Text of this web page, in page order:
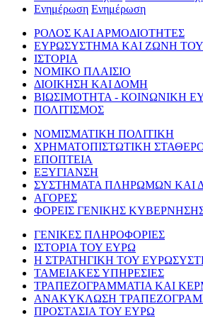
Ενημέρωση Ενημέρωση
ΡΟΛΟΣ ΚΑΙ ΑΡΜΟΔΙΟΤΗΤΕΣ
ΕΥΡΩΣΥΣΤΗΜΑ ΚΑΙ ΖΩΝΗ
ΙΣΤΟΡΙΑ
ΝΟΜΙΚΟ ΠΛΑΙΣΙΟ
ΔΙΟΙΚΗΣΗ ΚΑΙ ΔΟΜΗ
ΒΙΩΣΙΜΟΤΗΤΑ - ΚΟΙΝΩΝΙΚΗ
ΠΟΛΙΤΙΣΜΟΣ
ΝΟΜΙΣΜΑΤΙΚΗ ΠΟΛΙΤΙΚΗ
ΧΡΗΜΑΤΟΠΙΣΤΩΤΙΚΗ
ΕΠΟΠΤΕΙΑ
ΕΞΥΓΙΑΝΣΗ
ΣΥΣΤΗΜΑΤΑ ΠΛΗΡΩΜΩΝ ΚΑΙ
ΑΓΟΡΕΣ
ΦΟΡΕΙΣ ΓΕΝΙΚΗΣ
ΓΕΝΙΚΕΣ ΠΛΗΡΟΦΟΡΙΕΣ
ΙΣΤΟΡΙΑ ΤΟΥ ΕΥΡΩ
Η ΣΤΡΑΤΗΓΙΚΗ ΤΟΥ
ΤΑΜΕΙΑΚΕΣ ΥΠΗΡΕΣΙΕΣ
ΤΡΑΠΕΖΟΓΡΑΜΜΑΤΙΑ ΚΑΙ
ΑΝΑΚΥΚΛΩΣΗ
ΠΡΟΣΤΑΣΙΑ ΤΟΥ ΕΥΡΩ